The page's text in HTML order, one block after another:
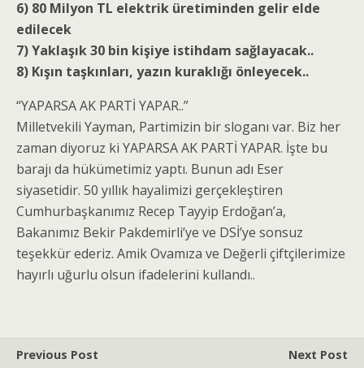
‪6) 80 Milyon TL elektrik üretiminden gelir elde
edilecek ‬
‪7) Yaklaşık 30 bin kişiye istihdam sağlayacak..‬
8) Kışın taşkınları, yazın kuraklığı önleyecek..
“YAPARSA AK PARTİ YAPAR..”
‪Milletvekili Yayman, Partimizin bir sloganı var. Biz her
zaman diyoruz ki YAPARSA AK PARTİ YAPAR. İşte bu
barajı da hükümetimiz yaptı. Bunun adı Eser
siyasetidir. 50 yıllık hayalimizi gerçekleştiren
Cumhurbaşkanımız Recep Tayyip Erdoğan’a,
Bakanımız Bekir Pakdemirli’ye ve DSİ’ye sonsuz
teşekkür ederiz. Amik Ovamıza ve Değerli çiftçilerimize
hayırlı uğurlu olsun ifadelerini kullandı..
Previous Post
Next Post